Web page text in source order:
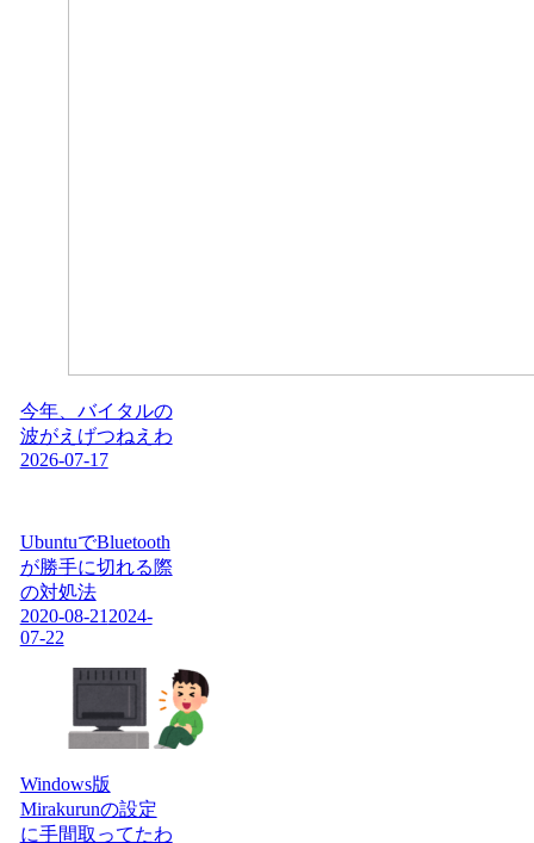
今年、バイタルの
波がえげつねえわ
2026-07-17
UbuntuでBluetooth
が勝手に切れる際
の対処法
2020-08-21 2024-
07-22
Windows版
Mirakurunの設定
に手間取ってたわ